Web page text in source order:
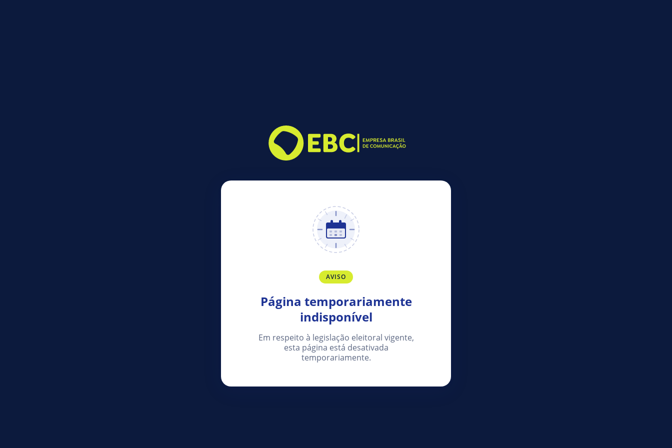
AVISO
Página temporariamente
indisponível
Em respeito à legislação eleitoral vigente,
esta página está desativada
temporariamente.